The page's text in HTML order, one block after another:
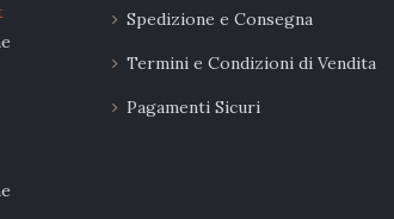
Spedizione e Consegna
Termini e Condizioni di Vendita
Pagamenti Sicuri